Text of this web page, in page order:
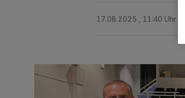
17.08.2025 , 11:40 Uhr